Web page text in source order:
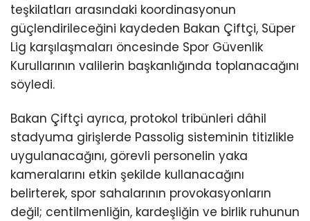
teşkilatları arasındaki koordinasyonun
güçlendirileceğini kaydeden Bakan Çiftçi, Süper
Lig karşılaşmaları öncesinde Spor Güvenlik
Kurullarının valilerin başkanlığında toplanacağını
söyledi.
Bakan Çiftçi ayrıca, protokol tribünleri dâhil
stadyuma girişlerde Passolig sisteminin titizlikle
uygulanacağını, görevli personelin yaka
kameralarını etkin şekilde kullanacağını
belirterek, spor sahalarının provokasyonların
değil; centilmenliğin, kardeşliğin ve birlik ruhunun